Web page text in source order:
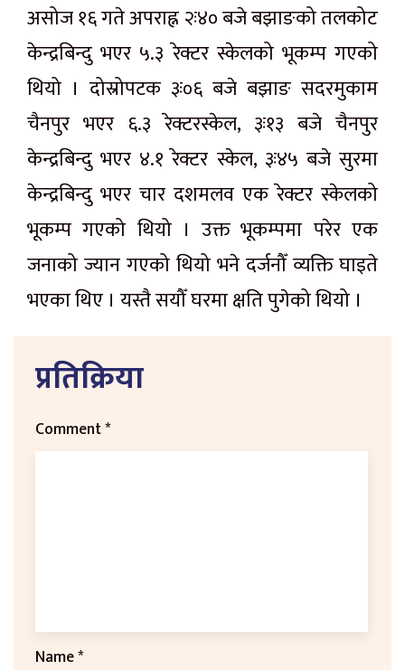
असोज १६ गते अपराह्न २ः४० बजे बझाङको तलकोट
केन्द्रबिन्दु भएर ५.३ रेक्टर स्केलको भूकम्प गएको
थियो । दोस्रोपटक ३ः०६ बजे बझाङ सदरमुकाम
चैनपुर भएर ६.३ रेक्टरस्केल, ३ः१३ बजे चैनपुर
केन्द्रबिन्दु भएर ४.१ रेक्टर स्केल, ३ः४५ बजे सुरमा
केन्द्रबिन्दु भएर चार दशमलव एक रेक्टर स्केलको
भूकम्प गएको थियो । उक्त भूकम्पमा परेर एक
जनाको ज्यान गएको थियो भने दर्जनौँ व्यक्ति घाइते
भएका थिए । यस्तै सयौँ घरमा क्षति पुगेको थियो ।
प्रतिक्रिया
Comment*
Name*